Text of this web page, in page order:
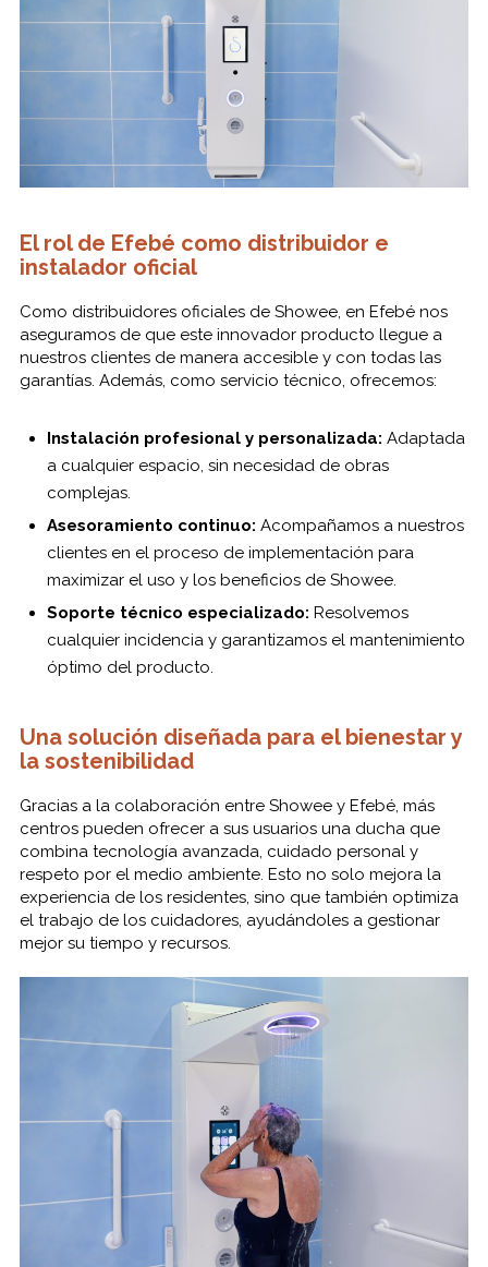
El rol de Efebé como distribuidor e
instalador oficial
Como distribuidores oficiales de Showee, en Efebé nos
aseguramos de que este innovador producto llegue a
nuestros clientes de manera accesible y con todas las
garantías. Además, como servicio técnico, ofrecemos:
Instalación profesional y personalizada: Adaptada
a cualquier espacio, sin necesidad de obras
complejas.
Asesoramiento continuo: Acompañamos a nuestros
clientes en el proceso de implementación para
maximizar el uso y los beneficios de Showee.
Soporte técnico especializado: Resolvemos
cualquier incidencia y garantizamos el mantenimiento
óptimo del producto.
Una solución diseñada para el bienestar y
la sostenibilidad
Gracias a la colaboración entre Showee y Efebé, más
centros pueden ofrecer a sus usuarios una ducha que
combina tecnología avanzada, cuidado personal y
respeto por el medio ambiente. Esto no solo mejora la
experiencia de los residentes, sino que también optimiza
el trabajo de los cuidadores, ayudándoles a gestionar
mejor su tiempo y recursos.